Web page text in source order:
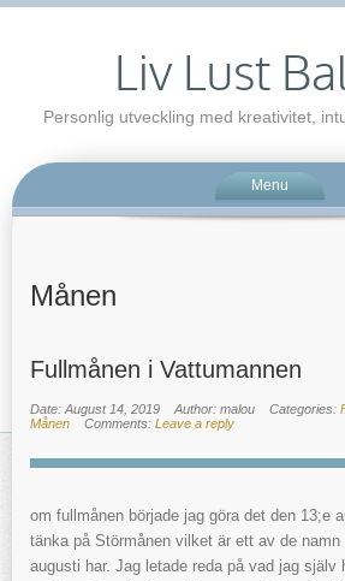
Liv Lust
Personlig utveckling med kreativitet,
Menu
Månen
Fullmånen i Vattumannen
Date: August 14, 2019 Author: malou Categories:
Månen
Comments: Leave a reply
om fullmånen började jag göra det den 13;e
tänka på Störmånen vilket är ett av de namn
augusti har. Jag letade reda på vad jag själv